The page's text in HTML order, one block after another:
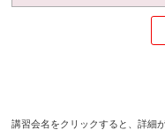
講習会名をクリックすると、詳細